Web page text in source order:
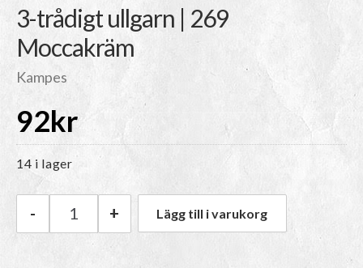
3-trådigt ullgarn | 269
Moccakräm
Kampes
92kr
14 i lager
Kampes 3-trådigt ullgarn | 269 Moccakräm
- + Lägg till i varukorg